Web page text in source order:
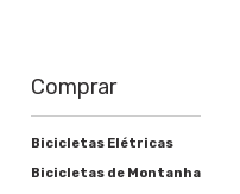
Comprar
Bicicletas Elétricas
Bicicletas de Montanha